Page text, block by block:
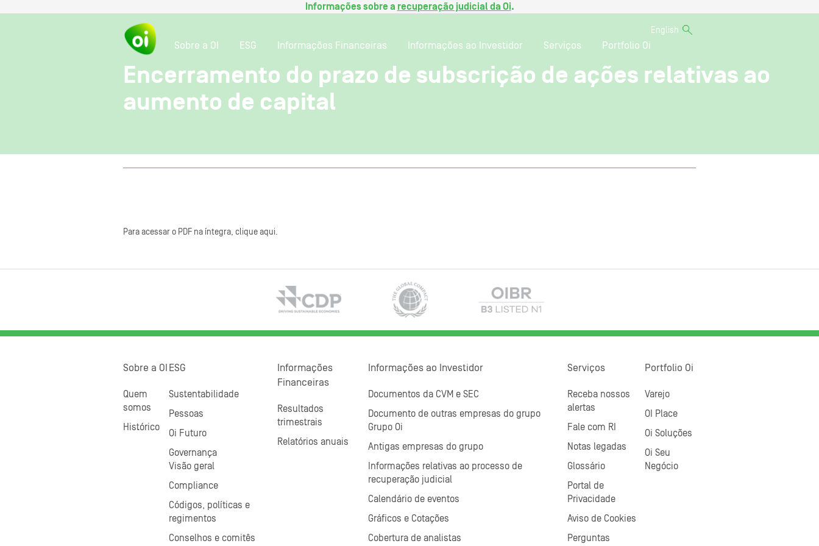
Informações sobre a recuperação judicial da Oi.
English
Sobre a OI ESG Informações Financeiras Informações ao Investidor Serviços Portfolio Oi
Encerramento do prazo de subscrição de ações relativas ao
aumento de capital
Para acessar o PDF na íntegra, clique aqui.
Sobre a OI
Quem
somos
Histórico
ESG
Sustentabilidade
Pessoas
Oi Futuro
Governança
Visão geral
Compliance
Códigos, políticas e
regimentos
Conselhos e comitês
Informações
Financeiras
Resultados
trimestrais
Relatórios anuais
Informações ao Investidor
Documentos da CVM e SEC
Documento de outras empresas do grupo
Grupo Oi
Antigas empresas do grupo
Informações relativas ao processo de
recuperação judicial
Calendário de eventos
Gráficos e Cotações
Cobertura de analistas
Serviços
Receba nossos
alertas
Fale com RI
Notas legadas
Glossário
Portal de
Privacidade
Aviso de Cookies
Perguntas
Portfolio Oi
Varejo
OI Place
Oi Soluções
Oi Seu
Negócio